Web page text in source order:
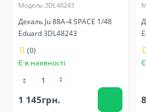
Модель:3DL48243
Декаль Ju 88A-4 SPACE 1/48
Eduard 3DL48243
(0)
Є в наявності
1 145грн.